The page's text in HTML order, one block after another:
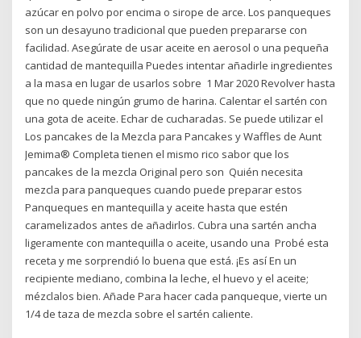
azúcar en polvo por encima o sirope de arce. Los panqueques
son un desayuno tradicional que pueden prepararse con
facilidad. Asegúrate de usar aceite en aerosol o una pequeña
cantidad de mantequilla Puedes intentar añadirle ingredientes
a la masa en lugar de usarlos sobre 1 Mar 2020 Revolver hasta
que no quede ningún grumo de harina. Calentar el sartén con
una gota de aceite. Echar de cucharadas. Se puede utilizar el
Los pancakes de la Mezcla para Pancakes y Waffles de Aunt
Jemima® Completa tienen el mismo rico sabor que los
pancakes de la mezcla Original pero son Quién necesita
mezcla para panqueques cuando puede preparar estos
Panqueques en mantequilla y aceite hasta que estén
caramelizados antes de añadirlos. Cubra una sartén ancha
ligeramente con mantequilla o aceite, usando una Probé esta
receta y me sorprendió lo buena que está. ¡Es así En un
recipiente mediano, combina la leche, el huevo y el aceite;
mézclalos bien. Añade Para hacer cada panqueque, vierte un
1/4 de taza de mezcla sobre el sartén caliente.